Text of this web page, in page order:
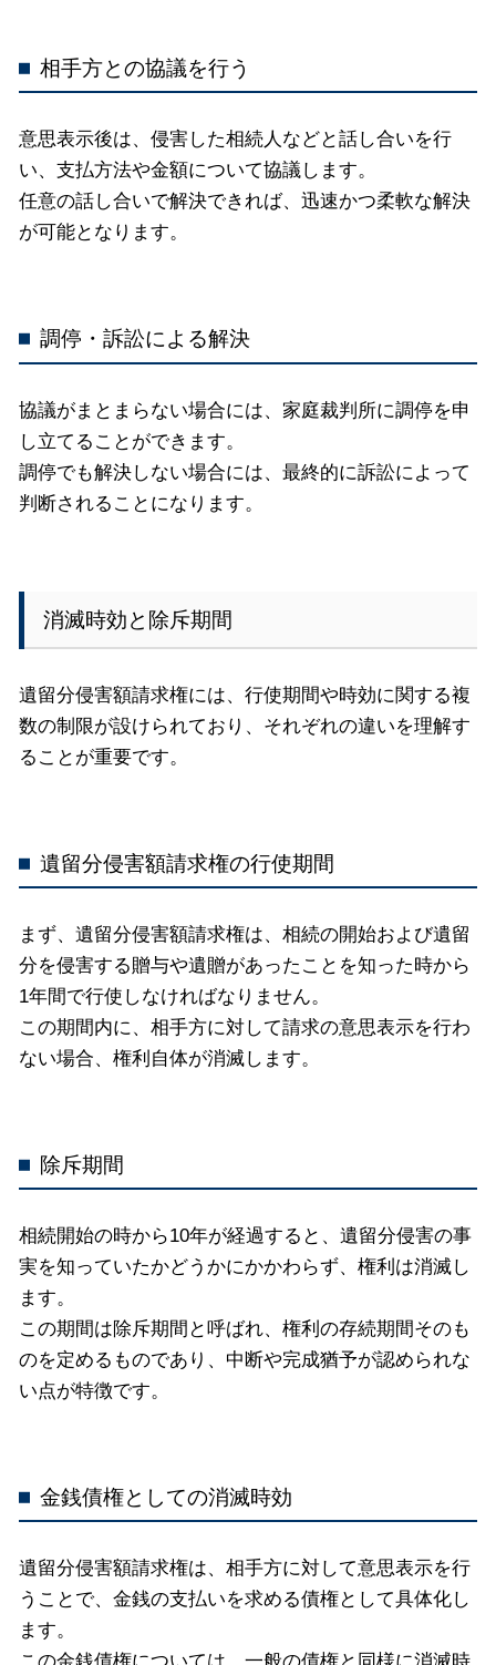
相手方との協議を行う
意思表示後は、侵害した相続人などと話し合いを行
い、支払方法や金額について協議します。
任意の話し合いで解決できれば、迅速かつ柔軟な解決
が可能となります。
調停・訴訟による解決
協議がまとまらない場合には、家庭裁判所に調停を申
し立てることができます。
調停でも解決しない場合には、最終的に訴訟によって
判断されることになります。
消滅時効と除斥期間
遺留分侵害額請求権には、行使期間や時効に関する複
数の制限が設けられており、それぞれの違いを理解す
ることが重要です。
遺留分侵害額請求権の行使期間
まず、遺留分侵害額請求権は、相続の開始および遺留
分を侵害する贈与や遺贈があったことを知った時から
1年間で行使しなければなりません。
この期間内に、相手方に対して請求の意思表示を行わ
ない場合、権利自体が消滅します。
除斥期間
相続開始の時から10年が経過すると、遺留分侵害の事
実を知っていたかどうかにかかわらず、権利は消滅し
ます。
この期間は除斥期間と呼ばれ、権利の存続期間そのも
のを定めるものであり、中断や完成猶予が認められな
い点が特徴です。
金銭債権としての消滅時効
遺留分侵害額請求権は、相手方に対して意思表示を行
うことで、金銭の支払いを求める債権として具体化し
ます。